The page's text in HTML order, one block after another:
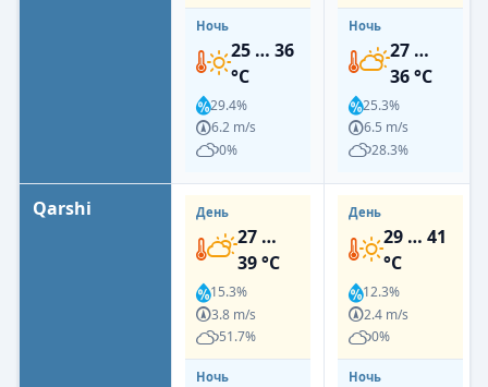
Ночь
25 … 36
°C
29.4%
6.2 m/s
0%
Ночь
27 …
36 °C
25.3%
6.5 m/s
28.3%
Qarshi День
27 …
39 °C
15.3%
3.8 m/s
51.7%
Ночь
День
29 … 41
°C
12.3%
2.4 m/s
0%
Ночь